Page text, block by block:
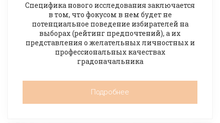
Специфика нового исследования заключается
в том, что фокусом в нем будет не
потенциальное поведение избирателей на
выборах (рейтинг предпочтений), а их
представления о желательных личностных и
профессиональных качествах
градоначальника
Подробнее